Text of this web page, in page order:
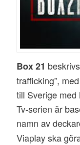
Box 21
trafficking”,
till Sverige med
Tv-serien är
namn av
Viaplay ska